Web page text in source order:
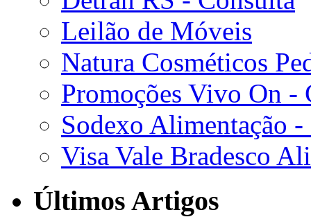
Leilão de Móveis
Natura Cosméticos
Promoções Vivo On -
Sodexo Alimentação -
Visa Vale Bradesco
Últimos Artigos